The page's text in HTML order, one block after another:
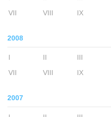
VII
VIII IX
2008
I II III
VII
VIII IX
2007